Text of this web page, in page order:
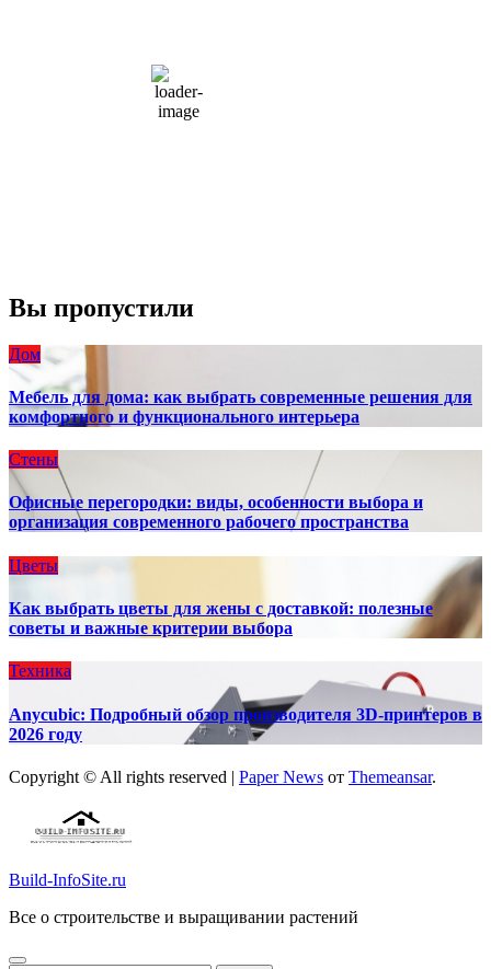
66 %
1004 мб
10 mph
Вы пропустили
Дом
Мебель для дома: как выбрать современные решения для
комфортного и функционального интерьера
Стены
Офисные перегородки: виды, особенности выбора и
организация современного рабочего пространства
Цветы
Как выбрать цветы для жены с доставкой: полезные
советы и важные критерии выбора
Техника
Anycubic: Подробный обзор производителя 3D-принтеров в
2026 году
Copyright © All rights reserved | Paper News от Themeansar.
Build-InfoSite.ru
Все о строительстве и выращивании растений